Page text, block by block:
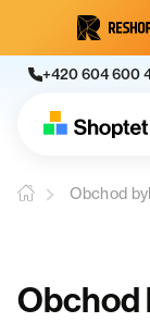
+420 604 600
Obchod
Obchod